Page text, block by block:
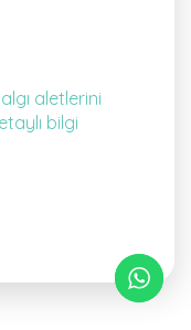
aletlerini
bilgi